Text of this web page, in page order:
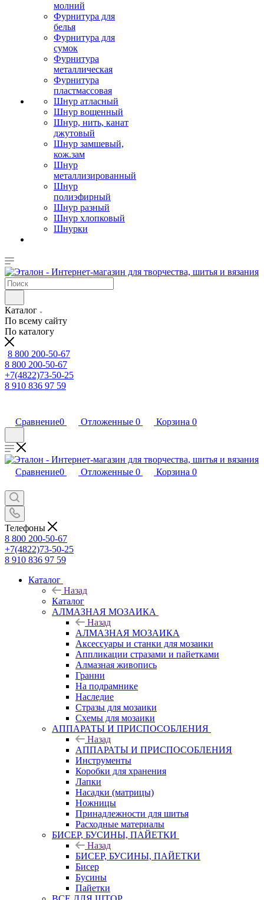
молний
Фурнитура для
белья
Фурнитура для
сумок
Фурнитура
металлическая
Фурнитура
пластмассовая
Шнур атласный
Шнур вощенный
Шнур, нить, канат
джутовый
Шнур замшевый,
кож.зам
Шнур
металлизированный
Шнур
полиэфирный
Шнур разный
Шнур хлопковый
Шнурки
Каталог
По всему сайту
По каталогу
8 800 200-50-67
8 800 200-50-67
+7(4822)73-50-25
8 910 836 97 59
Сравнение0 Отложенные 0 Корзина 0
Сравнение0 Отложенные 0 Корзина 0
Телефоны
8 800 200-50-67
+7(4822)73-50-25
8 910 836 97 59
Каталог
Назад
Каталог
АЛМАЗНАЯ МОЗАИКА
Назад
АЛМАЗНАЯ МОЗАИКА
Аксессуары и станки для мозаики
Аппликации стразами и пайетками
Алмазная живопись
Гранни
На подрамнике
Наследие
Стразы для мозаики
Схемы для мозаики
АППАРАТЫ И ПРИСПОСОБЛЕНИЯ
Назад
АППАРАТЫ И ПРИСПОСОБЛЕНИЯ
Инструменты
Коробки для хранения
Лапки
Насадки (матрицы)
Ножницы
Принадлежности для шитья
Расходные материалы
БИСЕР, БУСИНЫ, ПАЙЕТКИ
Назад
БИСЕР, БУСИНЫ, ПАЙЕТКИ
Бисер
Бусины
Пайетки